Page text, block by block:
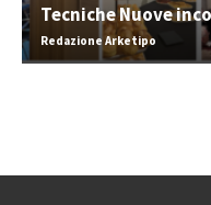
Tecniche Nuove
Redazione Arketipo